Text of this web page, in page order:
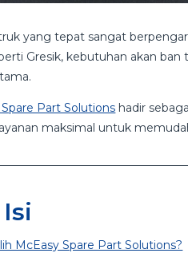
yang tepat sangat
Gresik, kebutuhan akan
Part Solutions hadir
maksimal untuk
McEasy Spare Part Solutions?